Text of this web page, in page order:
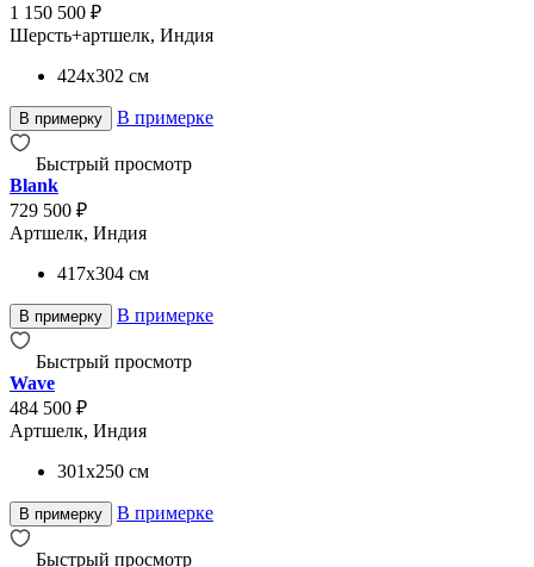
1 150 500 ₽
Шерсть+артшелк, Индия
424x302 см
В примерку В примерке
Быстрый просмотр
Blank
729 500 ₽
Артшелк, Индия
417x304 см
В примерку В примерке
Быстрый просмотр
Wave
484 500 ₽
Артшелк, Индия
301x250 см
В примерку В примерке
Быстрый просмотр